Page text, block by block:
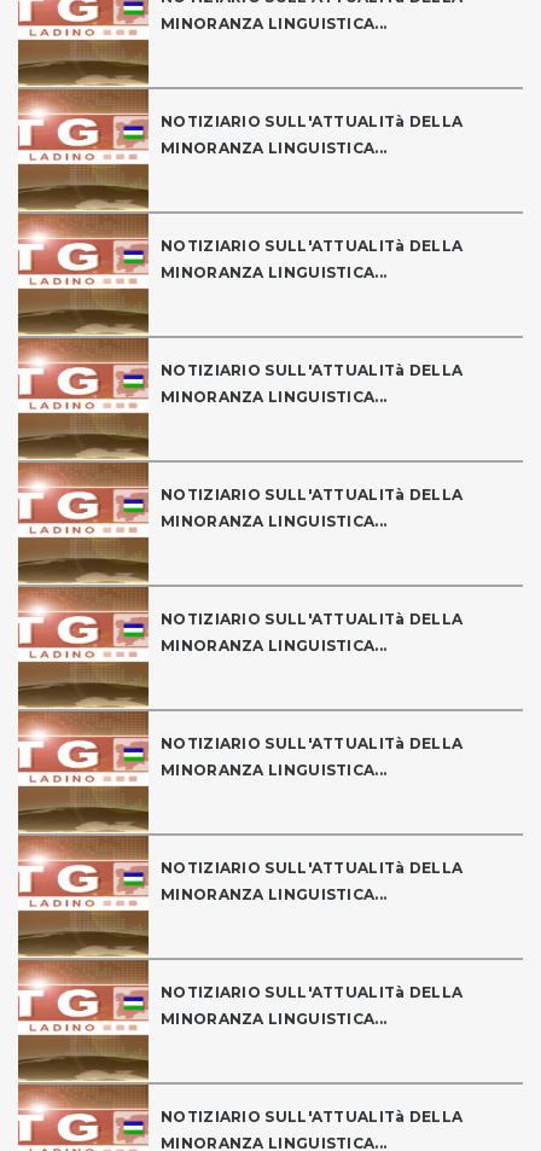
MINORANZA LINGUISTICA...
NOTIZIARIO SULL'ATTUALITà DELLA
MINORANZA LINGUISTICA...
NOTIZIARIO SULL'ATTUALITà DELLA
MINORANZA LINGUISTICA...
NOTIZIARIO SULL'ATTUALITà DELLA
MINORANZA LINGUISTICA...
NOTIZIARIO SULL'ATTUALITà DELLA
MINORANZA LINGUISTICA...
NOTIZIARIO SULL'ATTUALITà DELLA
MINORANZA LINGUISTICA...
NOTIZIARIO SULL'ATTUALITà DELLA
MINORANZA LINGUISTICA...
NOTIZIARIO SULL'ATTUALITà DELLA
MINORANZA LINGUISTICA...
NOTIZIARIO SULL'ATTUALITà DELLA
MINORANZA LINGUISTICA...
NOTIZIARIO SULL'ATTUALITà DELLA
MINORANZA LINGUISTICA...